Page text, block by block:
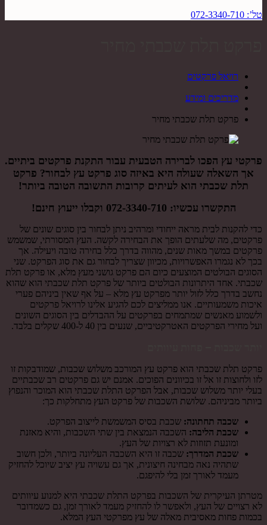
טל’: 072-3340-710
רויאל פרקטים
מדריכים ומידע
פרקט תלת שכבתי מחיר
פרקטי עץ הפכו לברירה הטבעית עבור התקנת פרקטים ביתיים.
אך השאלה שעולה היא באיזה סוג פרקט עץ לבחור? פרקט
תלת שכבתי הוא לעיתים קרובות התשובה הטובה ביותר!
התקשרו עכשיו: 072-3340-710 וקבלו ייעוץ חינם!
כדי להקנות לבית מראה ייחודי ומרהיב ניתן לבחור בין סוגים שונים של
פרקטים, מה שלעתים הופך את הבחירה לקשה. העץ המסורתי, שמשמש
פרקטים במשך מאות שנים, מהווה בדרך כלל בחירה טובה ויעילה. אך
בכך לא נגמרו האפשרויות, מכיוון שצריך לבחור גם את סוג הפרקט. שני
הסוגים הבולטים המוצעים כיום הם פרקט גושני מעץ מלא, או פרקט תלת
שכבתי. אחד היתרונות הבולטים ביותר של פרקט תלת שכבתי הוא שהוא
נחשב בדרך כלל לזול יותר מפרקט עץ מלא – על אף שאין ביניהם פערי
איכות משמעותיים. אנו ממליצים לכם להגיע אלינו לרויאל פרקטים
ולשמוע מאנשים שמתמחים בפרקטים על ההבדלים בין הסוגים השונים
ועל מחירי הפרקטים האטרקטיביים, שנעים בין 40 ל-400 שקלים בלבד.
פרקט תלת שכבתי הוא פרקט עץ המורכב משלוש שכבות, שמודבקות זו
לזו ולחוצות זו אל זו בכיוונים הפוכים. אמנם יש גם פרקטים רב שכבתיים
בעלי יותר משלוש שכבות, אבל הפרקט התלת שכבתי הוא המוכר והנפוץ
ביותר מביניהם. שלושת השכבות של פרקט העץ מתחלקות כך:
שכבה תחתונה: שכבת בסיס המשמשת לייצוב הפרקט.
שכבת הליבה: השכבה הנמצאת בין שתי השכבות, והיא מאזנת
ומונעת תזוזות לא רצויות של העץ.
שכבת המדרך: שכבה זו היא השכבה העליונה ביותר, ולכן חשוב
שתהיה נאה מבחינה חיצונית, אך גם עשויה עץ יציב שיוכל להחזיק
מעמד לאורך זמן בלי להיפגם.
מטרתן העיקרית של השכבות בפרקט התלת שכבתי היא למנוע עיוותים
לא רצויים של העץ, ולאפשר לו להחזיק מעמד לאורך זמן, גם כשמדובר
בכמות פחות מאסיבית מאלה של עץ מפרקטי העץ המלא.